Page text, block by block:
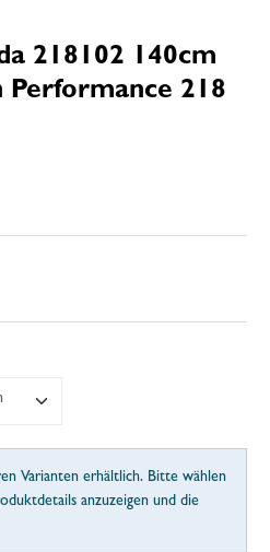
218102 140cm
218
Varianten erhältlich. Bitte wählen
anzuzeigen und die